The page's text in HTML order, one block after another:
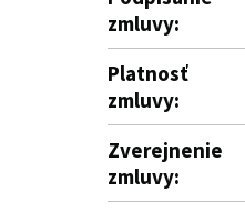
zmluvy:
Platnosť
zmluvy:
Zverejnenie
zmluvy: